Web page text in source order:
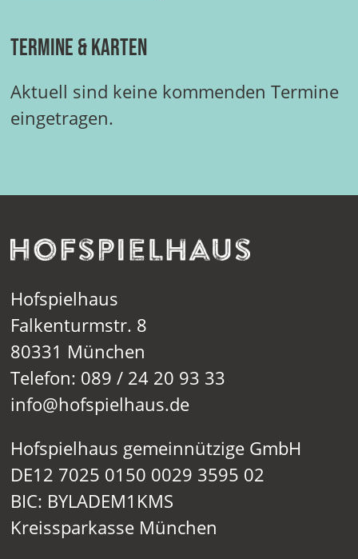
Termine & Karten
Aktuell sind keine kommenden Termine
eingetragen.
Hofspielhaus
Falkenturmstr. 8
80331 München
Telefon: 089 / 24 20 93 33
info@hofspielhaus.de
Hofspielhaus gemeinnützige GmbH
DE12 7025 0150 0029 3595 02
BIC: BYLADEM1KMS
Kreissparkasse München